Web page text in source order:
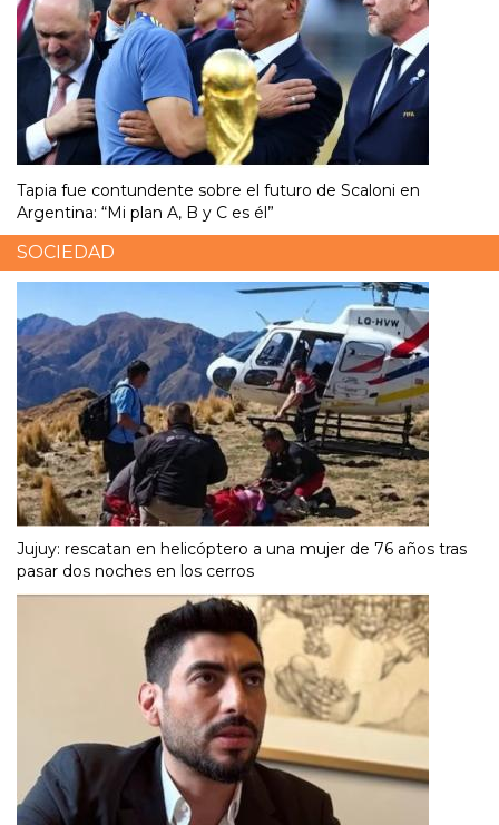
Tapia fue contundente sobre el futuro de Scaloni en
Argentina: “Mi plan A, B y C es él”
SOCIEDAD
Jujuy: rescatan en helicóptero a una mujer de 76 años tras
pasar dos noches en los cerros